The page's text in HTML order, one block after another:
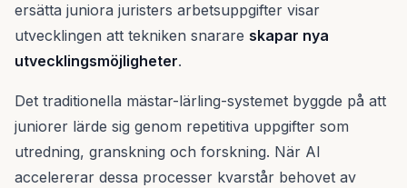
ersätta juniora juristers arbetsuppgifter visar
utvecklingen att tekniken snarare skapar nya
utvecklingsmöjligheter.
Det traditionella mästar-lärling-systemet byggde på att
juniorer lärde sig genom repetitiva uppgifter som
utredning, granskning och forskning. När AI
accelererar dessa processer kvarstår behovet av